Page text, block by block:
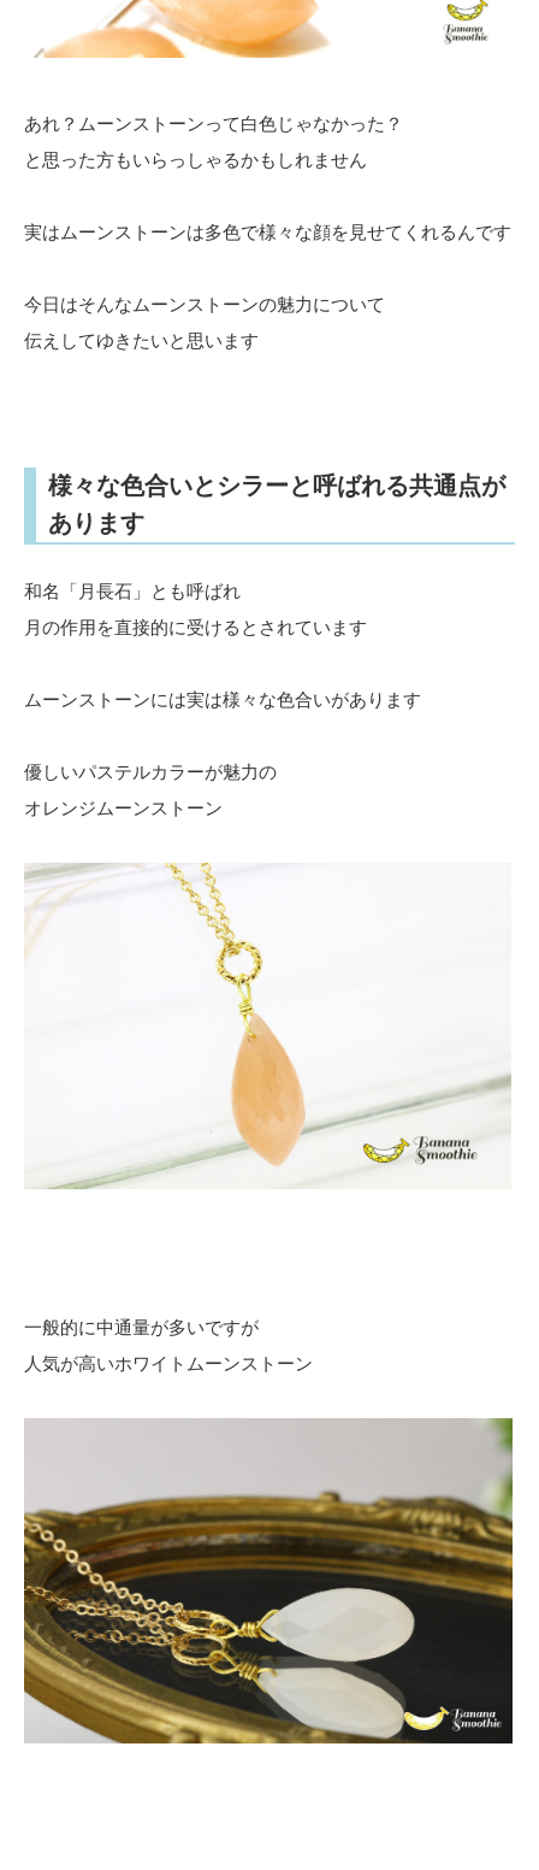
あれ？ムーンストーンって白色じゃなかった？
と思った方もいらっしゃるかもしれません
実はムーンストーンは多色で様々な顔を見せてくれるんです
今日はそんなムーンストーンの魅力について
伝えしてゆきたいと思います
様々な色合いとシラーと呼ばれる共通点が
あります
和名「月長石」とも呼ばれ
月の作用を直接的に受けるとされています
ムーンストーンには実は様々な色合いがあります
優しいパステルカラーが魅力の
オレンジムーンストーン
一般的に中通量が多いですが
人気が高いホワイトムーンストーン